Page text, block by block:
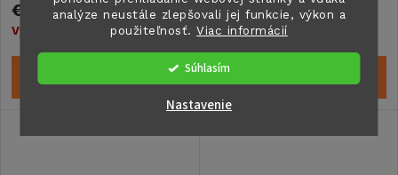
analýze neustále zlepšovali jej funkcie, výkon a
použiteľnosť.Viac informácií
Súhlasím
Nastavenie
€168
Vypredané
€22,30
Vypredané